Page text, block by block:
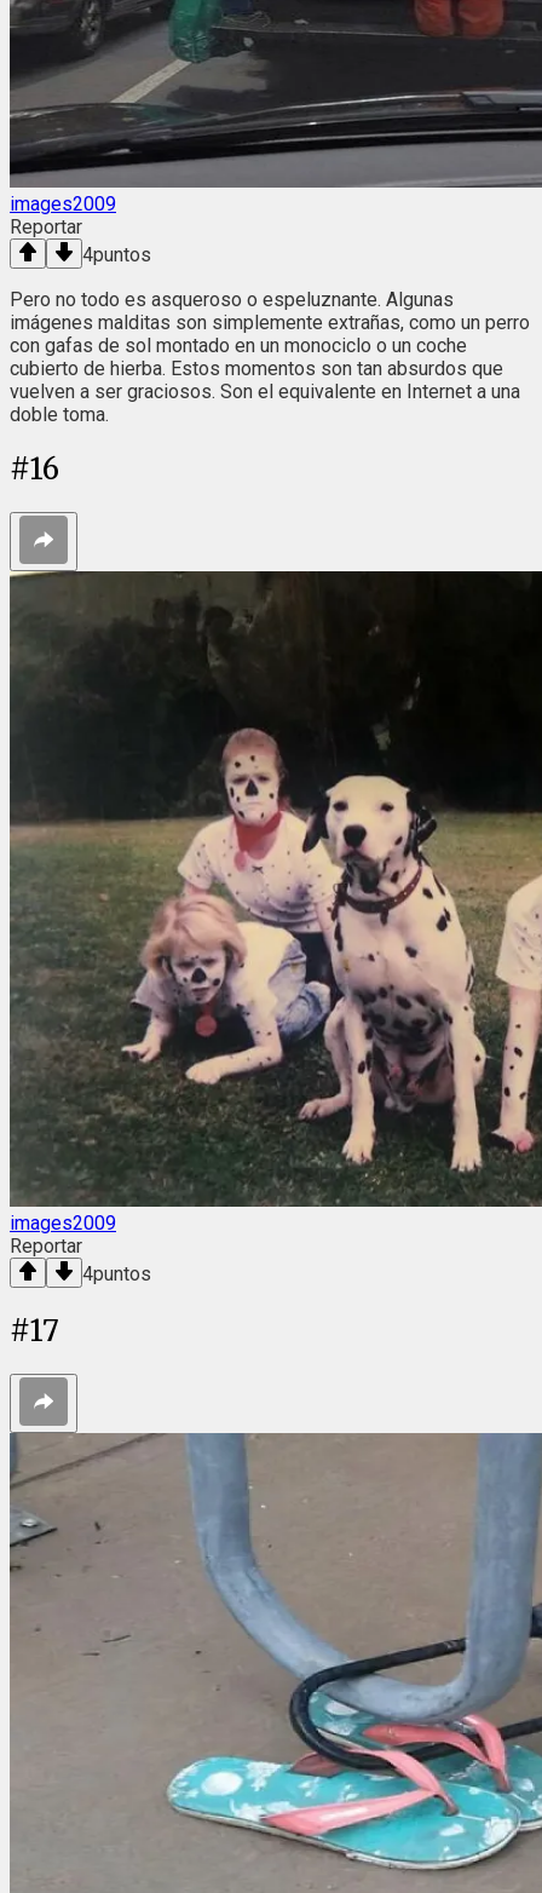
images2009
Reportar
4puntos
Pero no todo es asqueroso o espeluznante. Algunas
imágenes malditas son simplemente extrañas, como un perro
con gafas de sol montado en un monociclo o un coche
cubierto de hierba. Estos momentos son tan absurdos que
vuelven a ser graciosos. Son el equivalente en Internet a una
doble toma.
#16
images2009
Reportar
4puntos
#17